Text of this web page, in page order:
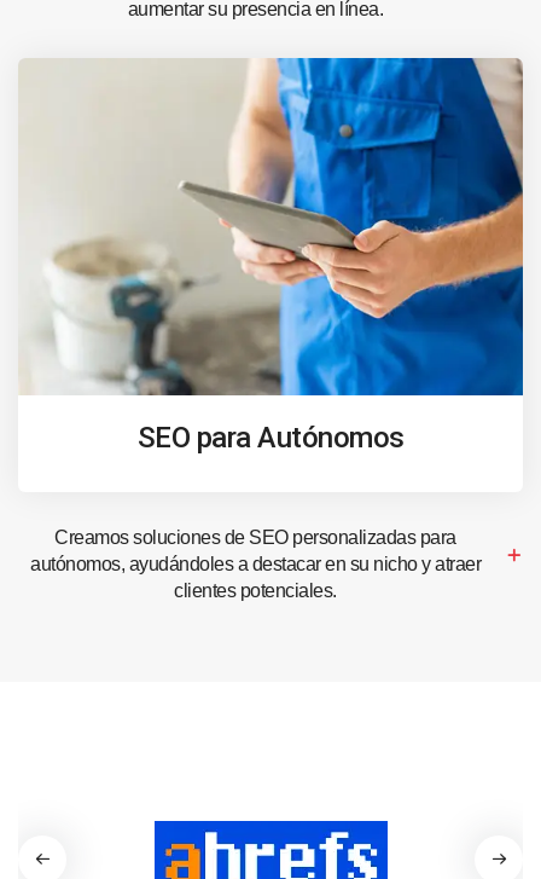
aumentar su presencia en línea.
SEO para Autónomos
Creamos soluciones de SEO personalizadas para
autónomos, ayudándoles a destacar en su nicho y atraer
clientes potenciales.